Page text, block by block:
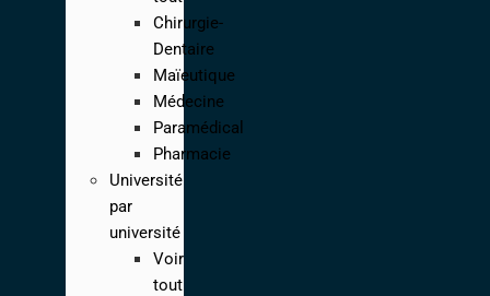
Chirurgie-
Dentaire
Maïeutique
Médecine
Paramédical
Pharmacie
Université
par
université
Voir
tout